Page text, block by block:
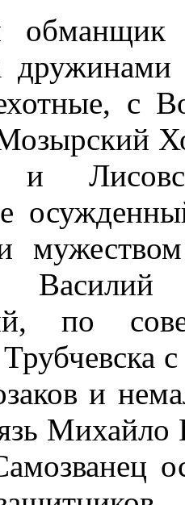
обманщик
с
и
Василий
по
и
Михайло